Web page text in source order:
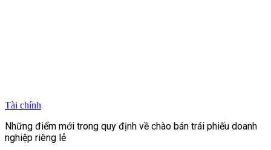
Tài chính
Những điểm mới trong quy định về chào bán trái phiếu doanh
nghiệp riêng lẻ